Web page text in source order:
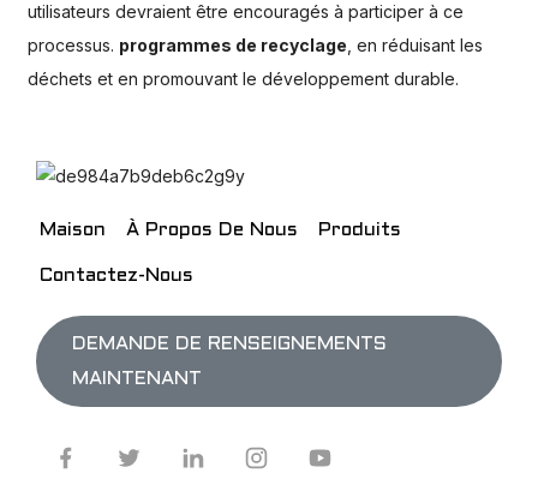
utilisateurs devraient être encouragés à participer à ce
processus. programmes de recyclage , en réduisant les
déchets et en promouvant le développement durable.
Maison À Propos De Nous Produits
Contactez-Nous
DEMANDE DE RENSEIGNEMENTS
MAINTENANT